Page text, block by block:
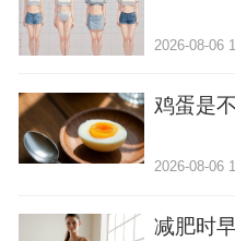
2026-08-06
鸡蛋是
2026-08-06
减肥时